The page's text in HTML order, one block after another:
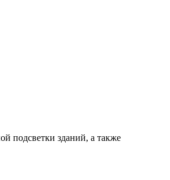
подсветки зданий, а также